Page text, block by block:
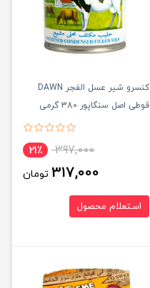
کنسرو شیر عسل الفجر DAWN
قوطی اصل سنگاپور 380 گرمی
397,000 21٪
317,000 تومان
استعلام محصول